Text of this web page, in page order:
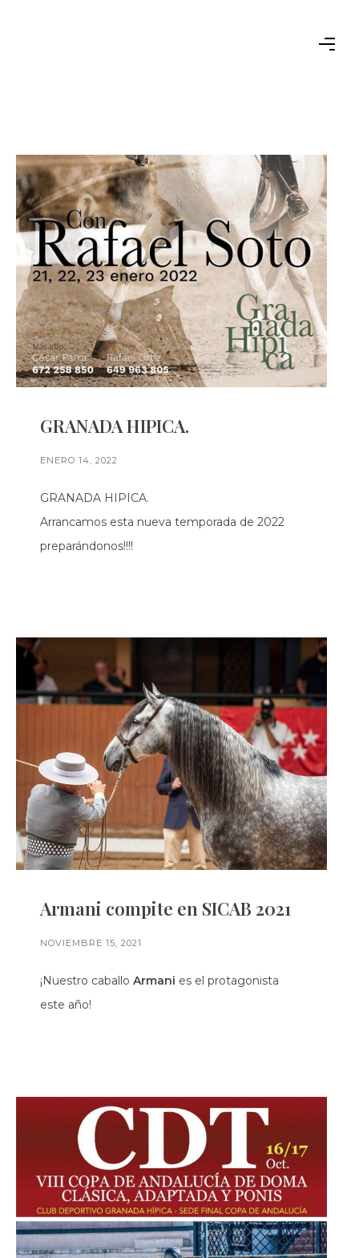
GRANADA HIPICA.
ENERO 14, 2022
GRANADA HIPICA.
Arrancamos esta nueva temporada de 2022
preparándonos!!!!
Armani compite en SICAB 2021
NOVIEMBRE 15, 2021
¡Nuestro caballo Armani es el protagonista
este año!